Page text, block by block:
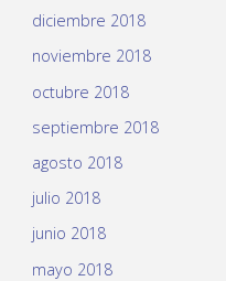
diciembre 2018
noviembre 2018
octubre 2018
septiembre 2018
agosto 2018
julio 2018
junio 2018
mayo 2018